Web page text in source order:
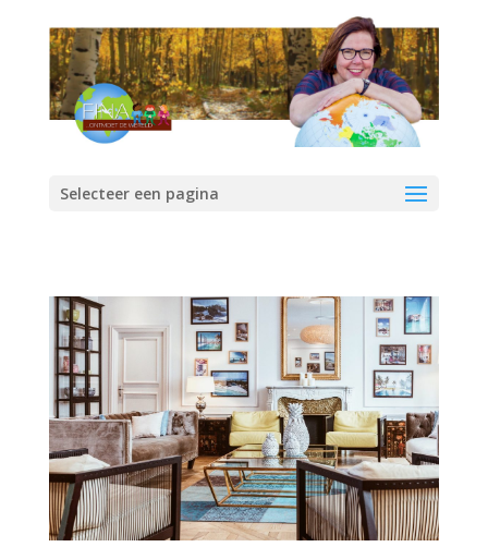
Selecteer een pagina